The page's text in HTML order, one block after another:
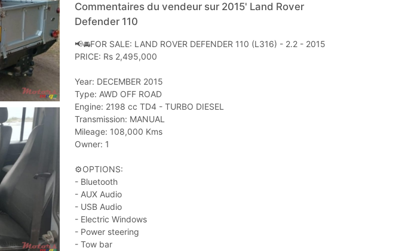
Commentaires du vendeur sur 2015' Land Rover
Defender 110
📢🚘FOR SALE: LAND ROVER DEFENDER 110 (L316) - 2.2 - 2015
PRICE: Rs 2,495,000
Year: DECEMBER 2015
Type: AWD OFF ROAD
Engine: 2198 cc TD4 - TURBO DIESEL
Transmission: MANUAL
Mileage: 108,000 Kms
Owner: 1
⚙️OPTIONS:
- Bluetooth
- AUX Audio
- USB Audio
- Electric Windows
- Power steering
- Tow bar